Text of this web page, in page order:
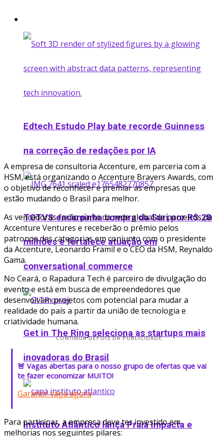
Edtech Estudo Play bate recorde Guinness
na correção de redações por IA
TOTVS encaminha compra da Suri por R$ 28
milhões e fortalece atuação em
conversational commerce
Get in The Ring seleciona as startups mais
inovadoras do Brasil
Instituto Atlântico lança Praia Impacta e
A empresa de consultoria Accenture, em parceria com a
HSM, está organizando o Accenture Bravers Awards, com
o objetivo de reconhecer e premiar as empresas que
estão mudando o Brasil para melhor.
As vencedoras farão parte da rede global de parceiros da
Accenture Ventures e receberão o prêmio pelos
patronos das categorias em conjunto com o presidente
da Accenture, Leonardo Framil e o CEO da HSM, Reynaldo
Gama.
No Ceará, o Rapadura Tech é parceiro de divulgação do
evento e está em busca de empreendedores que
desenvolvam projetos com potencial para mudar a
realidade do país a partir da união de tecnologia e
criatividade humana.
CONTINUA DEPOIS DA PUBLICIDADE
🚨 Vagas abertas para o nosso grupo de ofertas que vai
te fazer economizar MUITO!
Garantir vaga agora
Para participar, a empresa deve ter investido em
melhorias nos seguintes pilares: